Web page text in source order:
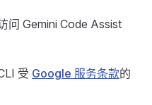
问 Gemini Code Assist
受 Google 服务条款的